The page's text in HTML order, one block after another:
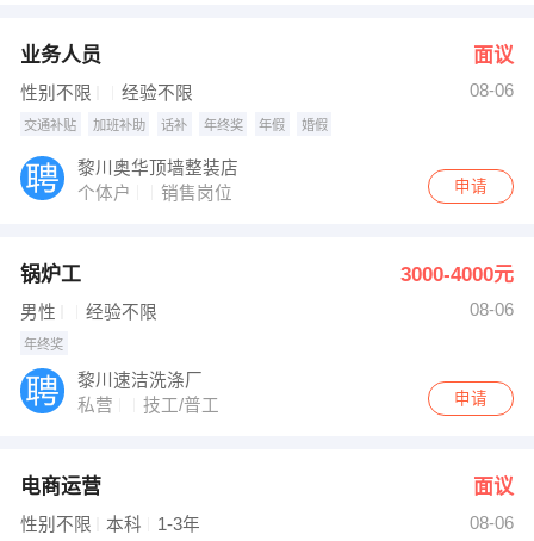
业务人员 面议
性别不限 经验不限 08-06
交通补贴 加班补助 话补 年终奖 年假 婚假
黎川奥华顶墙整装店
个体户
销售岗位 申请
锅炉工 3000-4000元
男性 经验不限 08-06
年终奖
黎川速洁洗涤厂
私营
技工/普工 申请
电商运营 面议
性别不限 本科 1-3年 08-06